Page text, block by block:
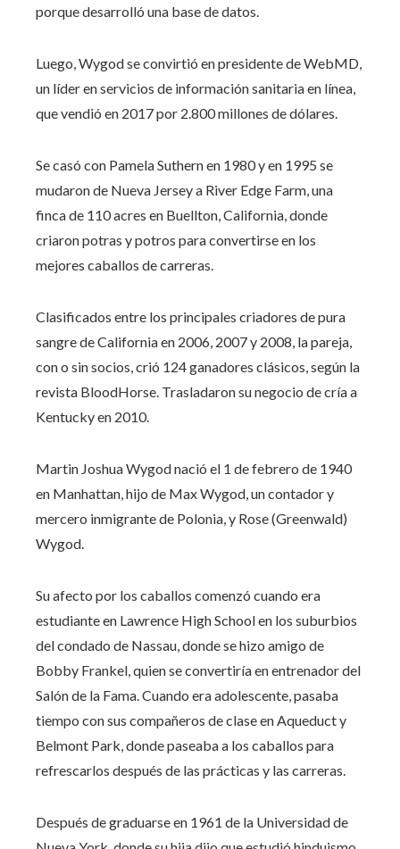
porque desarrolló una base de datos.
Luego, Wygod se convirtió en presidente de WebMD,
un líder en servicios de información sanitaria en línea,
que vendió en 2017 por 2.800 millones de dólares.
Se casó con Pamela Suthern en 1980 y en 1995 se
mudaron de Nueva Jersey a River Edge Farm, una
finca de 110 acres en Buellton, California, donde
criaron potras y potros para convertirse en los
mejores caballos de carreras.
Clasificados entre los principales criadores de pura
sangre de California en 2006, 2007 y 2008, la pareja,
con o sin socios, crió 124 ganadores clásicos, según la
revista BloodHorse. Trasladaron su negocio de cría a
Kentucky en 2010.
Martin Joshua Wygod nació el 1 de febrero de 1940
en Manhattan, hijo de Max Wygod, un contador y
mercero inmigrante de Polonia, y Rose (Greenwald)
Wygod.
Su afecto por los caballos comenzó cuando era
estudiante en Lawrence High School en los suburbios
del condado de Nassau, donde se hizo amigo de
Bobby Frankel, quien se convertiría en entrenador del
Salón de la Fama. Cuando era adolescente, pasaba
tiempo con sus compañeros de clase en Aqueduct y
Belmont Park, donde paseaba a los caballos para
refrescarlos después de las prácticas y las carreras.
Después de graduarse en 1961 de la Universidad de